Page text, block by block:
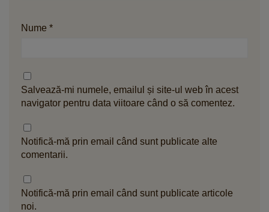
Nume *
Salvează-mi numele, emailul și site-ul web în acest
navigator pentru data viitoare când o să comentez.
Notifică-mă prin email când sunt publicate alte
comentarii.
Notifică-mă prin email când sunt publicate articole
noi.